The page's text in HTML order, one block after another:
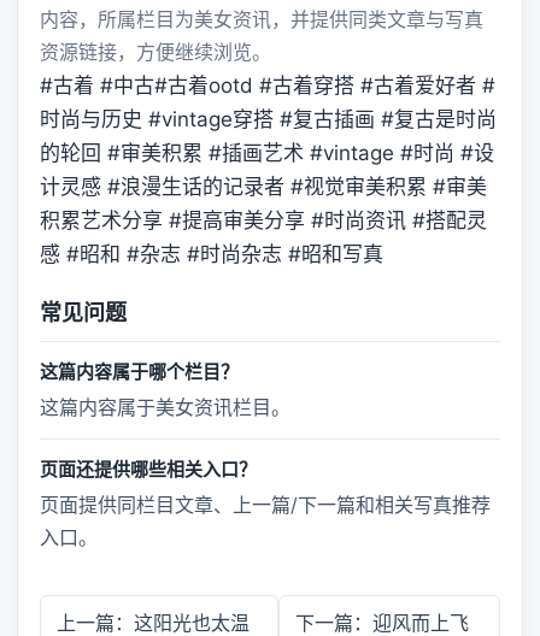
内容，所属栏目为美女资讯，并提供同类文章与写真
资源链接，方便继续浏览。
#古着 #中古#古着ootd #古着穿搭 #古着爱好者 #
时尚与历史 #vintage穿搭 #复古插画 #复古是时尚
的轮回 #审美积累 #插画艺术 #vintage #时尚 #设
计灵感 #浪漫生话的记录者 #视觉审美积累 #审美
积累艺术分享 #提高审美分享 #时尚资讯 #搭配灵
感 #昭和 #杂志 #时尚杂志 #昭和写真
常见问题
这篇内容属于哪个栏目？
这篇内容属于美女资讯栏目。
页面还提供哪些相关入口？
页面提供同栏目文章、上一篇/下一篇和相关写真推荐
入口。
上一篇：这阳光也太温
下一篇：迎风而上飞